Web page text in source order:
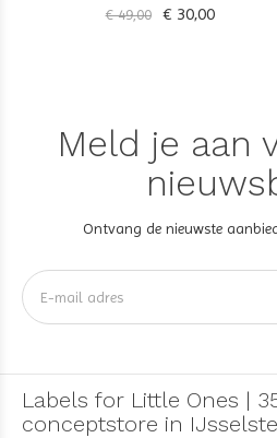
€ 49,00 € 30,00
Meld je aan
Ontvang de nieuwste
Labels for Little Ones |
conceptstore in